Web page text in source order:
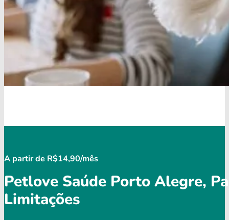
A partir de R$14,90/mês
Petlove Saúde Porto Alegre,
Limitações